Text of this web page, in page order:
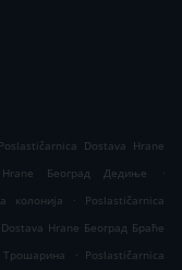
Poslastičarnica Dostava Hrane
Београд Дедиње
.
колонија
.
Poslastičarnica
Hrane Београд Браће
. Poslastičarnica